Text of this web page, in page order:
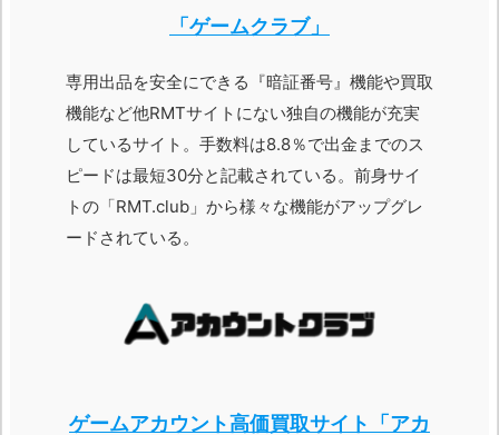
「ゲームクラブ」
専用出品を安全にできる『暗証番号』機能や買取
機能など他RMTサイトにない独自の機能が充実
しているサイト。手数料は8.8％で出金までのス
ピードは最短30分と記載されている。前身サイ
トの「RMT.club」から様々な機能がアップグレ
ードされている。
ゲームアカウント高価買取サイト「アカ